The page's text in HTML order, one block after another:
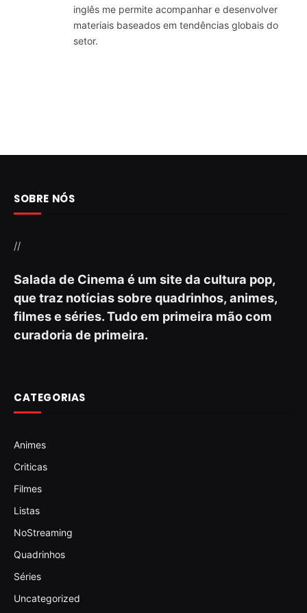
inglês me permite acompanhar e desenvolver
materiais baseados em tendências globais do
setor.
SOBRE NÓS
//
Salada de Cinema é um site da cultura pop,
que traz notícias sobre quadrinhos, animes,
filmes e séries. Tudo em primeira mão com
curadoria de primeira.
CATEGORIAS
Animes
Criticas
Filmes
Listas
NoStreaming
Quadrinhos
Séries
Uncategorized